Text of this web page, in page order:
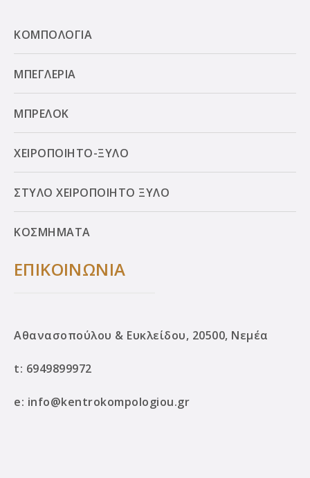
ΚΟΜΠΟΛΟΓΙΑ
ΜΠΕΓΛΕΡΙΑ
ΜΠΡΕΛΟΚ
ΧΕΙΡΟΠΟΙΗΤΟ-ΞΥΛΟ
ΣΤΥΛΟ ΧΕΙΡΟΠΟΙΗΤΟ ΞΥΛΟ
ΚΟΣΜΗΜΑΤΑ
ΕΠΙΚΟΙΝΩΝΙΑ
Αθανασοπούλου & Ευκλείδου, 20500, Νεμέα
t: 6949899972
e: info@kentrokompologiou.gr